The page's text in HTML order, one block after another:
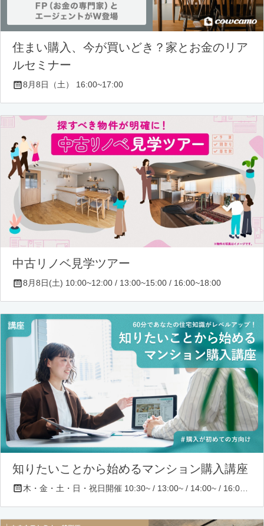
住まい購入、今が買いどき？家とお金のリア
ルセミナー
8月8日（土） 16:00~17:00
中古リノベ見学ツアー
8月8日(土) 10:00~12:00 / 13:00~15:00 / 16:00~18:00
知りたいことから始めるマンション購入講座